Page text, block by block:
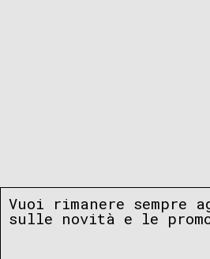
Vuoi rimanere sempre
sulle novità e le